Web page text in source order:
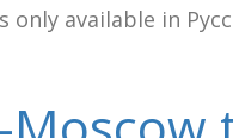
only available in